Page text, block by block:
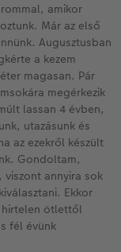
amikor
Már az első
Augusztusban
a kezem
magasan. Pár
megérkezik
lassan 4 évben,
utazásunk és
az ezekről készült
Gondoltam,
annyira sok
Ekkor
hirtelen ötlettől
fél évünk